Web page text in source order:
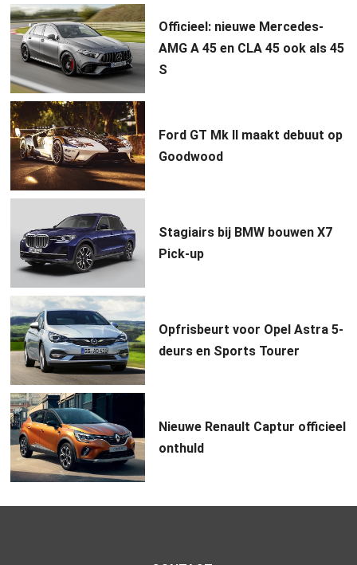
Officieel: nieuwe Mercedes-
AMG A 45 en CLA 45 ook als 45
S
Ford GT Mk II maakt debuut op
Goodwood
Stagiairs bij BMW bouwen X7
Pick-up
Opfrisbeurt voor Opel Astra 5-
deurs en Sports Tourer
Nieuwe Renault Captur officieel
onthuld